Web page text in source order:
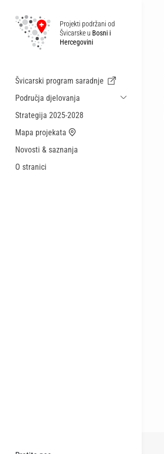
Projekti podržani od
Švicarske u Bosni i
Hercegovini
Švicarski program saradnje
Područja djelovanja
Održiva ekonomska saradnja i migracije
Strategija 2025-2028
Mapa projekata
Novosti & saznanja
O stranici